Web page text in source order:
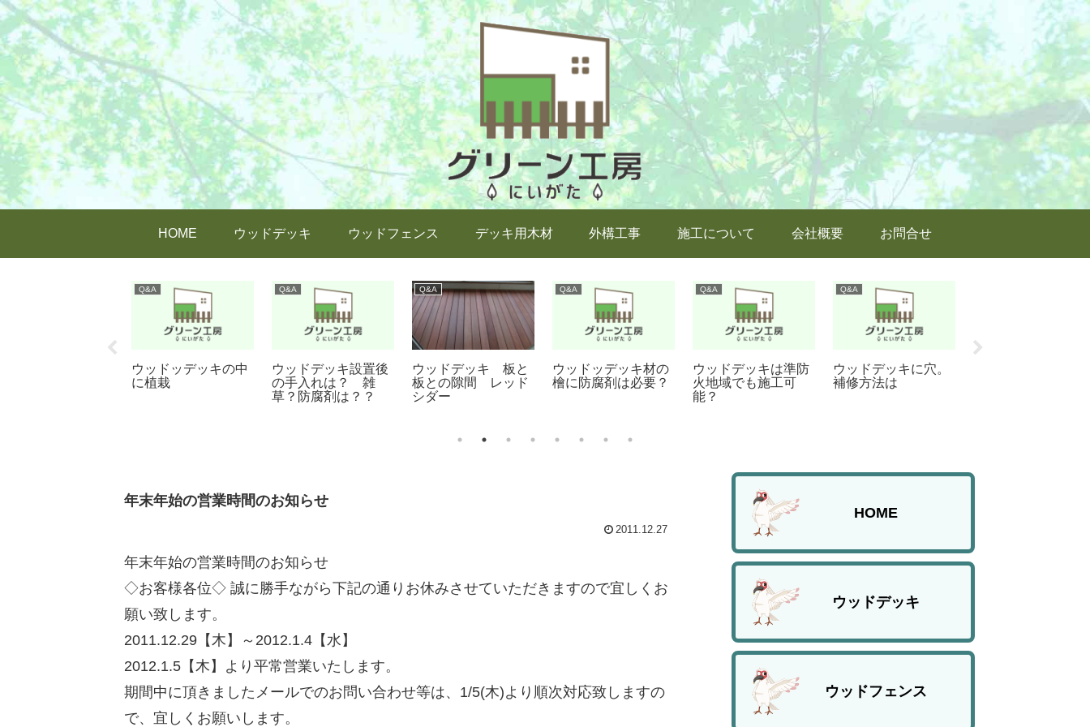
HOME ウッドデッキ ウッドフェンス デッキ用木材 外構工事 施工について 会社概要 お問合せ
Q&A
ウッドッデッキの中
に植栽
Q&A
ウッドデッキ設置後
の手入れは？ 雑
草？防腐剤は？？
Q&A
ウッドデッキ 板と
板との隙間 レッド
シダー
Q&A
ウッドッデッキ材の
檜に防腐剤は必要？
Q&A
ウッドデッキは準防
火地域でも施工可
能？
Q&A
ウッドデッキに穴。
補修方法は
年末年始の営業時間のお知らせ
2011.12.27
年末年始の営業時間のお知らせ
◇お客様各位◇ 誠に勝手ながら下記の通りお休みさせていただきますので宜しくお
願い致します。
2011.12.29【木】～2012.1.4【水】
2012.1.5【木】より平常営業いたします。
期間中に頂きましたメールでのお問い合わせ等は、1/5(木)より順次対応致しますの
で、宜しくお願いします。
HOME
ウッドデッキ
ウッドフェンス